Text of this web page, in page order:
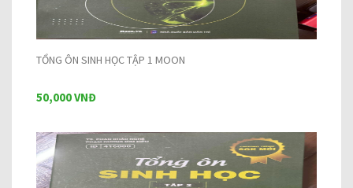
TỔNG ÔN SINH HỌC TẬP 1 MOON
50,000 VNĐ